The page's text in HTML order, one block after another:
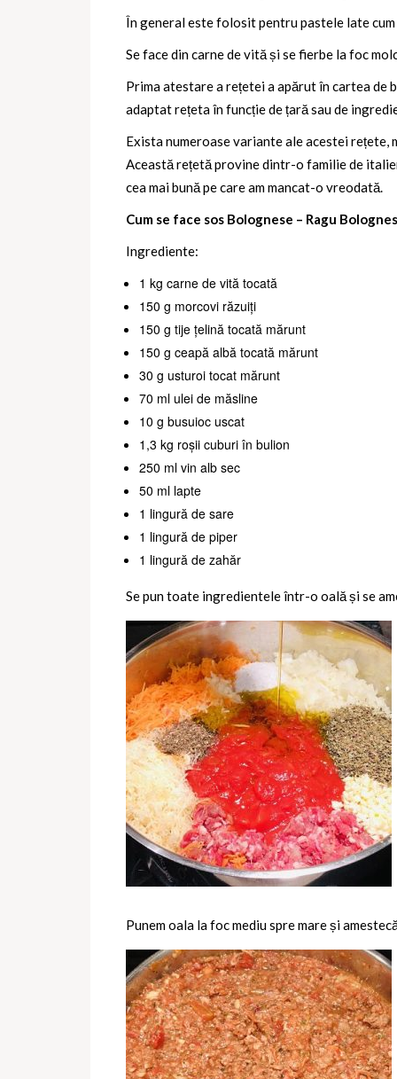
În general este folosit pentru pastele late
Se face din carne de vită și se fierbe la foc
Prima atestare a rețetei a apărut în cartea de
adaptat rețeta în funcție de țară sau de
Exista numeroase variante ale acestei rețete,
Această rețetă provine dintr-o familie de
cea mai bună pe care am mancat-o vreodată.
Cum se face sos Bolognese – Ragu
Ingrediente:
1 kg carne de vită tocată
150 g morcovi răzuiți
150 g tije țelină tocată mărunt
150 g ceapă albă tocată mărunt
30 g usturoi tocat mărunt
70 ml ulei de măsline
10 g busuioc uscat
1,3 kg roșii cuburi în bulion
250 ml vin alb sec
50 ml lapte
1 lingură de sare
1 lingură de piper
1 lingură de zahăr
Se pun toate ingredientele într-o oală și se
Punem oala la foc mediu spre mare și